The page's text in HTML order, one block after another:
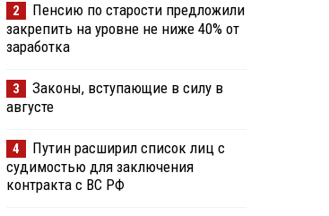
2
Пенсию по старости предложили
закрепить на уровне не ниже 40% от
заработка
3
Законы, вступающие в силу в
августе
4
Путин расширил список лиц с
судимостью для заключения
контракта с ВС РФ